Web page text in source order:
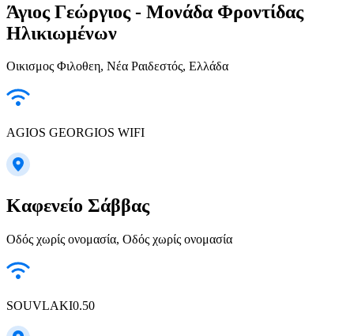
Άγιος Γεώργιος - Μονάδα Φροντίδας
Ηλικιωμένων
Οικισμος Φιλοθεη, Νέα Ραιδεστός, Ελλάδα
AGIOS GEORGIOS WIFI
Καφενείο Σάββας
Οδός χωρίς ονομασία, Οδός χωρίς ονομασία
SOUVLAKI0.50